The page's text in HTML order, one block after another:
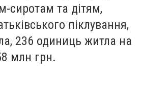
сиротам та дітям,
піклування,
236 одиниць житла на
млн грн.